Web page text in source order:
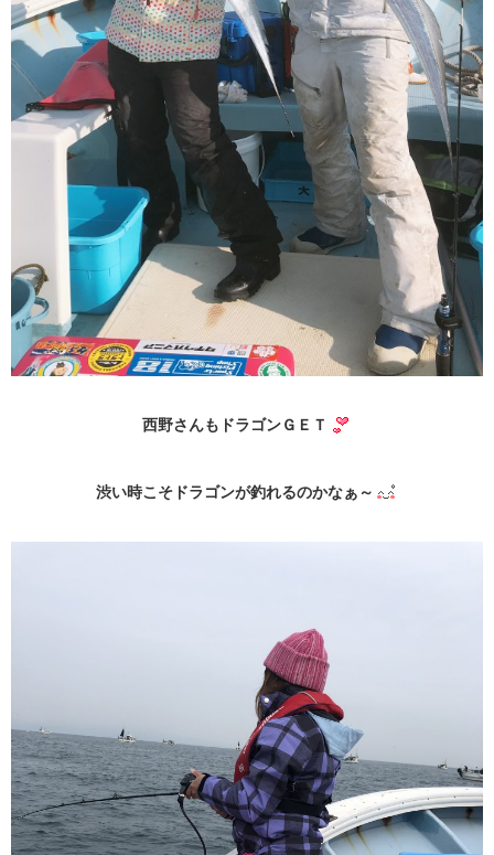
西野さんもドラゴンＧＥＴ
渋い時こそドラゴンが釣れるのかなぁ～